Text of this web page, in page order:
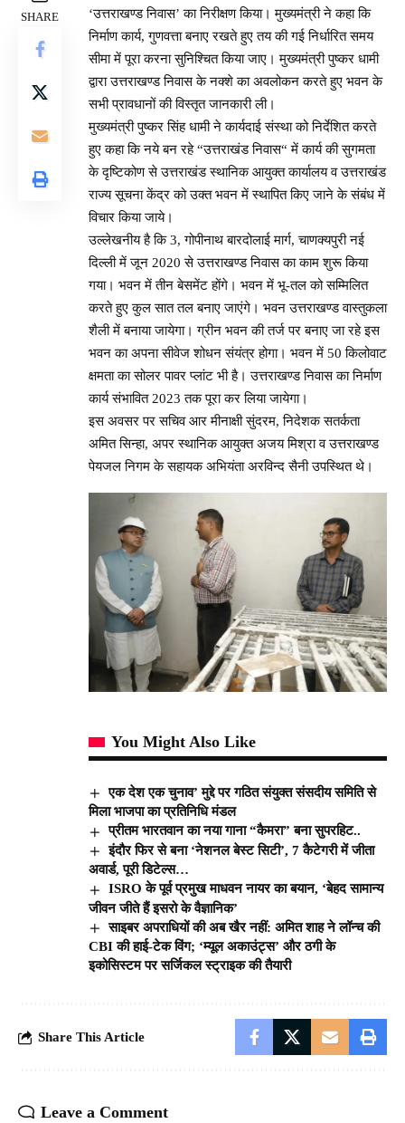
SHARE
‘उत्तराखण्ड निवास’ का निरीक्षण किया। मुख्यमंत्री ने कहा कि
निर्माण कार्य, गुणवत्ता बनाए रखते हुए तय की गई निर्धारित समय
सीमा में पूरा करना सुनिश्चित किया जाए। मुख्यमंत्री पुष्कर धामी
द्वारा उत्तराखण्ड निवास के नक्शे का अवलोकन करते हुए भवन के
सभी प्रावधानों की विस्तृत जानकारी ली।
मुख्यमंत्री पुष्कर सिंह धामी ने कार्यदाई संस्था को निर्देशित करते
हुए कहा कि नये बन रहे “उत्तराखंड निवास“ में कार्य की सुगमता
के दृष्टिकोण से उत्तराखंड स्थानिक आयुक्त कार्यालय व उत्तराखंड
राज्य सूचना केंद्र को उक्त भवन में स्थापित किए जाने के संबंध में
विचार किया जाये।
उल्लेखनीय है कि 3, गोपीनाथ बारदोलाई मार्ग, चाणक्यपुरी नई
दिल्ली में जून 2020 से उत्तराखण्ड निवास का काम शुरू किया
गया। भवन में तीन बेसमेंट होंगे। भवन में भू-तल को सम्मिलित
करते हुए कुल सात तल बनाए जाएंगे। भवन उत्तराखण्ड वास्तुकला
शैली में बनाया जायेगा। ग्रीन भवन की तर्ज पर बनाए जा रहे इस
भवन का अपना सीवेज शोधन संयंत्र होगा। भवन में 50 किलोवाट
क्षमता का सोलर पावर प्लांट भी है। उत्तराखण्ड निवास का निर्माण
कार्य संभावित 2023 तक पूरा कर लिया जायेगा।
इस अवसर पर सचिव आर मीनाक्षी सुंदरम, निदेशक सतर्कता
अमित सिन्हा, अपर स्थानिक आयुक्त अजय मिश्रा व उत्तराखण्ड
पेयजल निगम के सहायक अभियंता अरविन्द सैनी उपस्थित थे।
You Might Also Like
एक देश एक चुनाव’ मुद्दे पर गठित संयुक्त संसदीय समिति से
मिला भाजपा का प्रतिनिधि मंडल
प्रीतम भारतवान का नया गाना “कैमरा” बना सुपरहिट..
इंदौर फिर से बना ‘नेशनल बेस्ट सिटी’, 7 कैटेगरी में जीता
अवार्ड, पूरी डिटेल्स…
ISRO के पूर्व प्रमुख माधवन नायर का बयान, ‘बेहद सामान्य
जीवन जीते हैं इसरो के वैज्ञानिक’
साइबर अपराधियों की अब खैर नहीं: अमित शाह ने लॉन्च की
CBI की हाई-टेक विंग; ‘म्यूल अकाउंट्स’ और ठगी के
इकोसिस्टम पर सर्जिकल स्ट्राइक की तैयारी
Share This Article
Leave a Comment